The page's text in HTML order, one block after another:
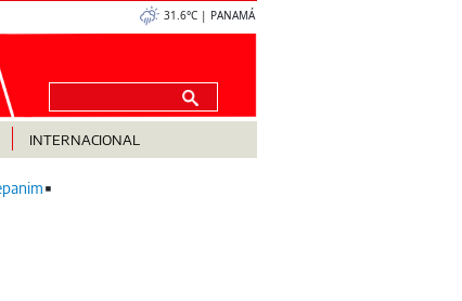
31.6°C | PANAMÁ
INTERNACIONAL